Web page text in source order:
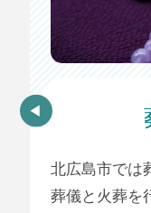
北広島市では
葬儀と火葬を